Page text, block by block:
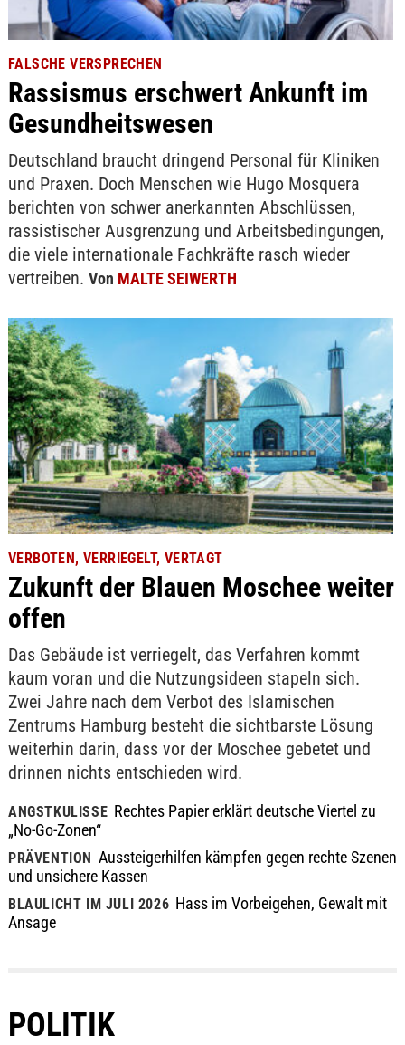
FALSCHE VERSPRECHEN
Rassismus erschwert Ankunft im
Gesundheitswesen
Deutschland braucht dringend Personal für Kliniken
und Praxen. Doch Menschen wie Hugo Mosquera
berichten von schwer anerkannten Abschlüssen,
rassistischer Ausgrenzung und Arbeitsbedingungen,
die viele internationale Fachkräfte rasch wieder
vertreiben. Von MALTE SEIWERTH
VERBOTEN, VERRIEGELT, VERTAGT
Zukunft der Blauen Moschee weiter
offen
Das Gebäude ist verriegelt, das Verfahren kommt
kaum voran und die Nutzungsideen stapeln sich.
Zwei Jahre nach dem Verbot des Islamischen
Zentrums Hamburg besteht die sichtbarste Lösung
weiterhin darin, dass vor der Moschee gebetet und
drinnen nichts entschieden wird.
ANGSTKULISSE Rechtes Papier erklärt deutsche Viertel zu
„No-Go-Zonen“
PRÄVENTION Aussteigerhilfen kämpfen gegen rechte Szenen
und unsichere Kassen
BLAULICHT IM JULI 2026 Hass im Vorbeigehen, Gewalt mit
Ansage
POLITIK